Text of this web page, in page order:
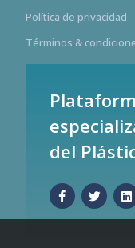
Política de privacidad
Términos &
del